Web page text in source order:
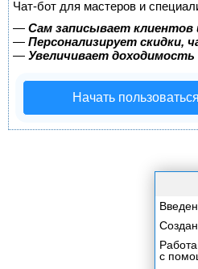
Чат-бот для мастеров и
— Сам записывает
— Персонализирует скидки,
— Увеличивает
Начать
с